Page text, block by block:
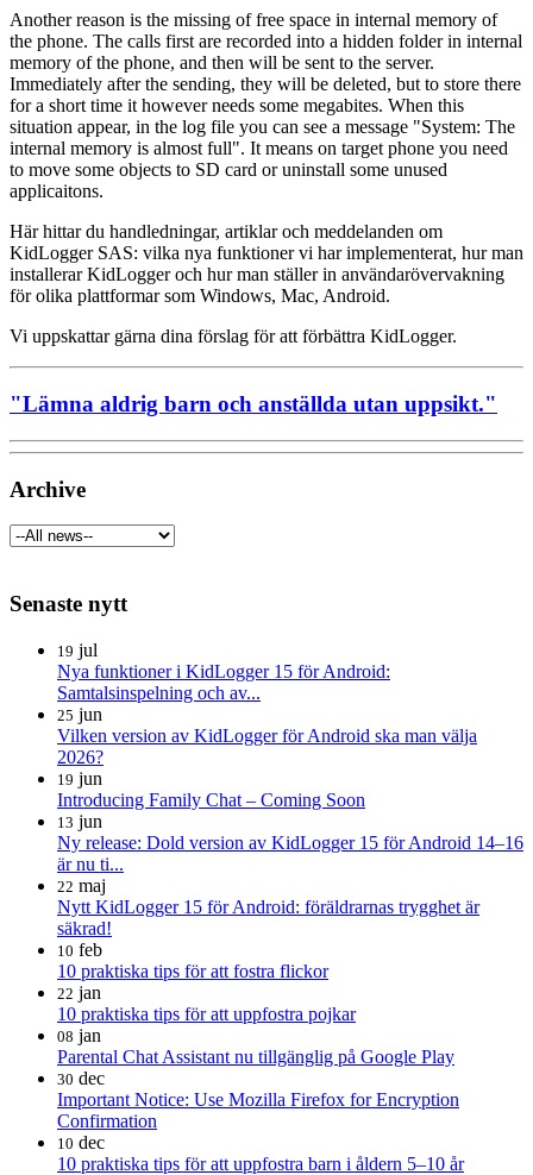
Another reason is the missing of free space in internal memory of
the phone. The calls first are recorded into a hidden folder in internal
memory of the phone, and then will be sent to the server.
Immediately after the sending, they will be deleted, but to store there
for a short time it however needs some megabites. When this
situation appear, in the log file you can see a message "System: The
internal memory is almost full". It means on target phone you need
to move some objects to SD card or uninstall some unused
applicaitons.
Här hittar du handledningar, artiklar och meddelanden om
KidLogger SAS: vilka nya funktioner vi har implementerat, hur man
installerar KidLogger och hur man ställer in användarövervakning
för olika plattformar som Windows, Mac, Android.
Vi uppskattar gärna dina förslag för att förbättra KidLogger.
"Lämna aldrig barn och anställda utan uppsikt."
Archive
Senaste nytt
19 jul
Nya funktioner i KidLogger 15 för Android:
Samtalsinspelning och av...
25 jun
Vilken version av KidLogger för Android ska man välja
2026?
19 jun
Introducing Family Chat – Coming Soon
13 jun
Ny release: Dold version av KidLogger 15 för Android 14–16
är nu ti...
22 maj
Nytt KidLogger 15 för Android: föräldrarnas trygghet är
säkrad!
10 feb
10 praktiska tips för att fostra flickor
22 jan
10 praktiska tips för att uppfostra pojkar
08 jan
Parental Chat Assistant nu tillgänglig på Google Play
30 dec
Important Notice: Use Mozilla Firefox for Encryption
Confirmation
10 dec
10 praktiska tips för att uppfostra barn i åldern 5–10 år